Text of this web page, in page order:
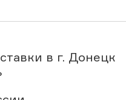
в г. Донецк